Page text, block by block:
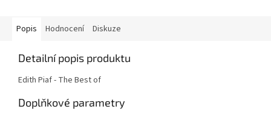
Popis Hodnocení Diskuze
Detailní popis produktu
Edith Piaf - The Best of
Doplňkové parametry